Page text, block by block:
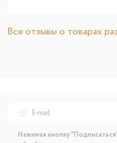
Все отзывы о товарах
Нажимая кнопку